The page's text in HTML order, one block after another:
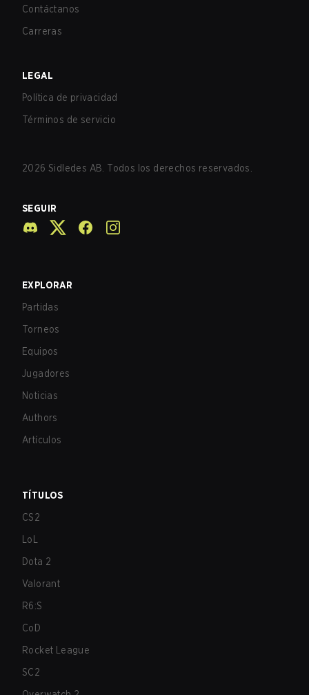
Contáctanos
Carreras
LEGAL
Política de privacidad
Términos de servicio
2026 Sidledes AB. Todos los derechos reservados.
SEGUIR
EXPLORAR
Partidas
Torneos
Equipos
Jugadores
Noticias
Authors
Artículos
TÍTULOS
CS2
LoL
Dota 2
Valorant
R6:S
CoD
Rocket League
SC2